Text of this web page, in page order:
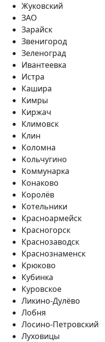
Жуковский
ЗАО
Зарайск
Звенигород
Зеленоград
Ивантеевка
Истра
Кашира
Кимры
Киржач
Климовск
Клин
Коломна
Кольчугино
Коммунарка
Конаково
Королёв
Котельники
Красноармейск
Красногорск
Краснозаводск
Краснознаменск
Крюково
Кубинка
Куровское
Ликино-Дулёво
Лобня
Лосино-Петровский
Луховицы